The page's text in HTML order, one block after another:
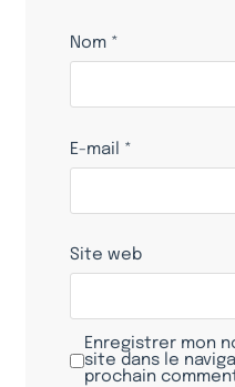
Nom *
E-mail *
Site web
Enregistrer mon
site dans le
prochain